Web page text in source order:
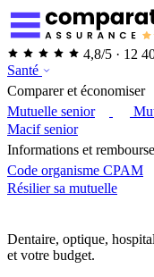
4,8/5 · 12
Santé
Comparer et économiser
Mutuelle senior
Macif senior
Informations et
Code organisme CPAM
Résilier sa mutuelle
Dentaire, optique,
et votre budget.